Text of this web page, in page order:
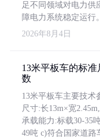
足不同领域对电力供
障电力系统稳定运行。
2026年8月4日
13米平板车的标
数
13米平板车主要技术
尺寸:长13m×宽
承载能力:标载30-35
49吨 c)符合国家道路